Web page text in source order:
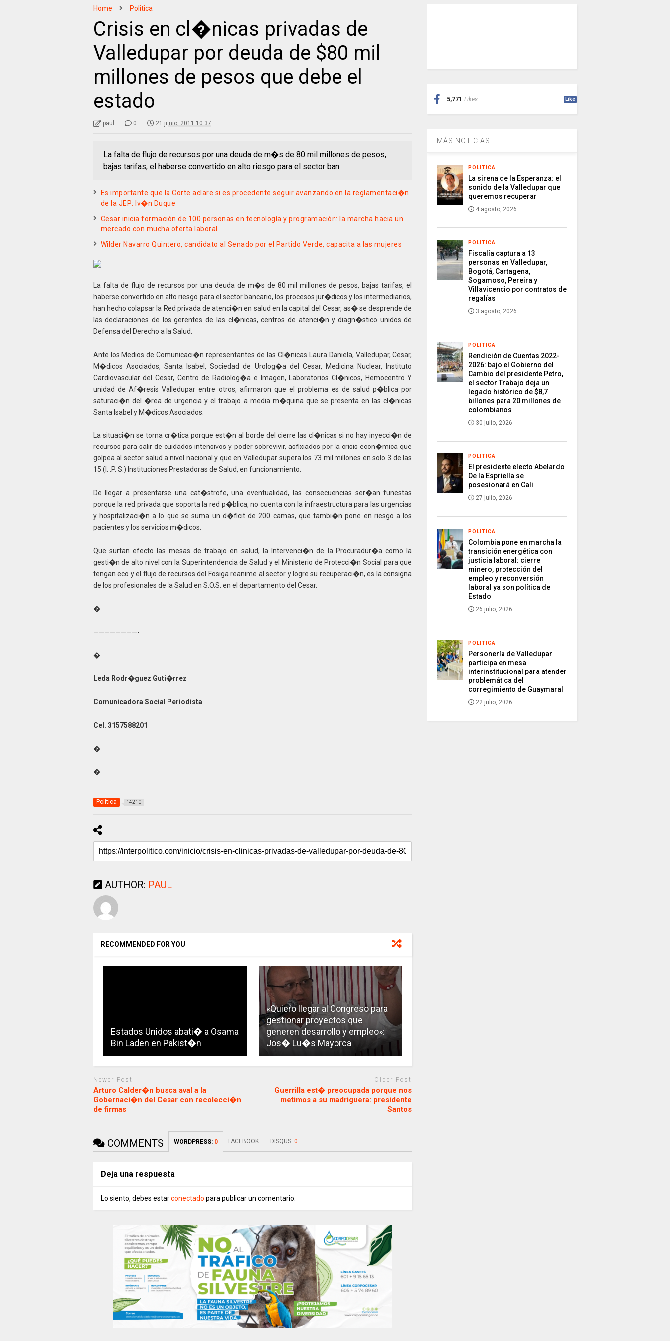
Home Politica
Crisis en cl�nicas privadas de
Valledupar por deuda de $80 mil
millones de pesos que debe el
estado
paul 0 21 junio, 2011 10:37
La falta de flujo de recursos por una deuda de m�s de 80 mil millones de pesos,
bajas tarifas, el haberse convertido en alto riesgo para el sector ban
Es importante que la Corte aclare si es procedente seguir avanzando en la reglamentaci�n
de la JEP: Iv�n Duque
Cesar inicia formación de 100 personas en tecnología y programación: la marcha hacia un
mercado con mucha oferta laboral
Wilder Navarro Quintero, candidato al Senado por el Partido Verde, capacita a las mujeres
La falta de flujo de recursos por una deuda de m�s de 80 mil millones de pesos, bajas tarifas, el
haberse convertido en alto riesgo para el sector bancario, los procesos jur�dicos y los intermediarios,
han hecho colapsar la Red privada de atenci�n en salud en la capital del Cesar, as� se desprende de
las declaraciones de los gerentes de las cl�nicas, centros de atenci�n y diagn�stico unidos de
Defensa del Derecho a la Salud.
Ante los Medios de Comunicaci�n representantes de las Cl�nicas Laura Daniela, Valledupar, Cesar,
M�dicos Asociados, Santa Isabel, Sociedad de Urolog�a del Cesar, Medicina Nuclear, Instituto
Cardiovascular del Cesar, Centro de Radiolog�a e Imagen, Laboratorios Cl�nicos, Hemocentro Y
unidad de Af�resis Valledupar entre otros, afirmaron que el problema es de salud p�blica por
saturaci�n del �rea de urgencia y el trabajo a media m�quina que se presenta en las cl�nicas
Santa Isabel y M�dicos Asociados.
La situaci�n se torna cr�tica porque est�n al borde del cierre las cl�nicas si no hay inyecci�n de
recursos para salir de cuidados intensivos y poder sobrevivir, asfixiados por la crisis econ�mica que
golpea al sector salud a nivel nacional y que en Valledupar supera los 73 mil millones en solo 3 de las
15 (I. .P. S.) Instituciones Prestadoras de Salud, en funcionamiento.
De llegar a presentarse una cat�strofe, una eventualidad, las consecuencias ser�an funestas
porque la red privada que soporta la red p�blica, no cuenta con la infraestructura para las urgencias
y hospitalizaci�n a lo que se suma un d�ficit de 200 camas, que tambi�n pone en riesgo a los
pacientes y los servicios m�dicos.
Que surtan efecto las mesas de trabajo en salud, la Intervenci�n de la Procuradur�a como la
gesti�n de alto nivel con la Superintendencia de Salud y el Ministerio de Protecci�n Social para que
tengan eco y el flujo de recursos del Fosiga reanime al sector y logre su recuperaci�n, es la consigna
de los profesionales de la Salud en S.O.S. en el departamento del Cesar.
�
————————-
�
Leda Rodr�guez Guti�rrez
Comunicadora Social Periodista
Cel. 3157588201
�
�
Politica 14210
AUTHOR: PAUL
RECOMMENDED FOR YOU
Estados Unidos abati� a Osama
Bin Laden en Pakist�n
«Quiero llegar al Congreso para
gestionar proyectos que
generen desarrollo y empleo»:
Jos� Lu�s Mayorca
Newer Post
Arturo Calder�n busca aval a la
Gobernaci�n del Cesar con recolecci�n
de firmas
Older Post
Guerrilla est� preocupada porque nos
metimos a su madriguera: presidente
Santos
COMMENTS WORDPRESS: 0 FACEBOOK: DISQUS: 0
Deja una respuesta
Lo siento, debes estarconectado para publicar un comentario.
5,771 Likes Like
MÁS NOTICIAS
POLITICA
La sirena de la Esperanza: el
sonido de la Valledupar que
queremos recuperar
4 agosto, 2026
POLITICA
Fiscalía captura a 13
personas en Valledupar,
Bogotá, Cartagena,
Sogamoso, Pereira y
Villavicencio por contratos de
regalías
3 agosto, 2026
POLITICA
Rendición de Cuentas 2022-
2026: bajo el Gobierno del
Cambio del presidente Petro,
el sector Trabajo deja un
legado histórico de $8,7
billones para 20 millones de
colombianos
30 julio, 2026
POLITICA
El presidente electo Abelardo
De la Espriella se
posesionará en Cali
27 julio, 2026
POLITICA
Colombia pone en marcha la
transición energética con
justicia laboral: cierre
minero, protección del
empleo y reconversión
laboral ya son política de
Estado
26 julio, 2026
POLITICA
Personería de Valledupar
participa en mesa
interinstitucional para atender
problemática del
corregimiento de Guaymaral
22 julio, 2026